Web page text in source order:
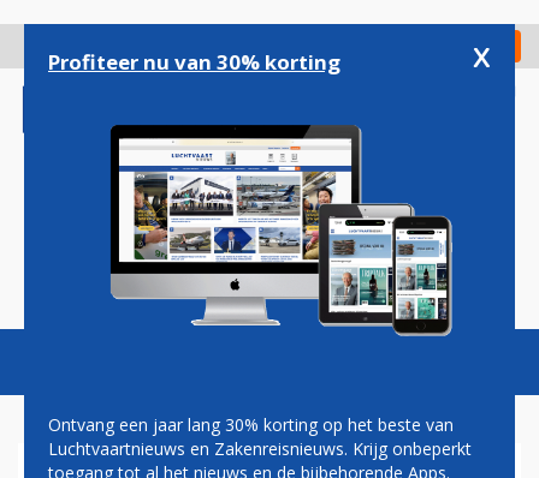
gaan
Check in
Magazine Podcasts Vacatures
Profiteer nu van 30% korting x
Ontvang een jaar lang 30% korting op het beste van
Luchtvaartnieuws en Zakenreisnieuws. Krijg onbeperkt
toegang tot al het nieuws en de bijbehorende Apps.